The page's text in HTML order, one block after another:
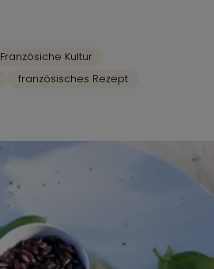
Französiche Kultur
französisches Rezept